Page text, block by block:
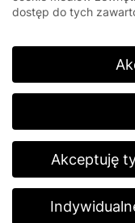
EFA-
The EFAFLEX
individually
available for
Odtwórz
dostęp do tych
Akceptuję